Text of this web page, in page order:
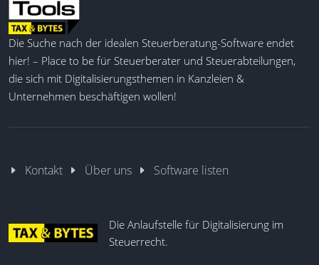
Automatisierte Konsolidierung
Indiv. Berichtsstrukturen
Mehrmandantenfähigkeit
Flexible Berichtsformate
Plan-Daten und Szenarien
Excel- und CSV-Import
Kennzahlen und Cash-Flow
Individuelle Dashboards
Die Suche nach der idealen Steuerberatung-Software endet
hier! – Place to be für Steuerberater und Steuerabteilungen,
die sich mit Digitalisierungsthemen in Kanzleien &
Unternehmen beschäftigen wollen!
Kontakt Über uns Software listen
Die Anlaufstelle für Digitalisierung im
Steuerrecht.